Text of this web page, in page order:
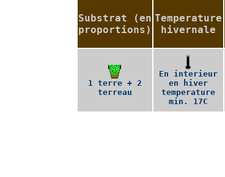
Substrat (en
proportions)
Temperature
hivernale
1 terre + 2
terreau
En interieur
en hiver
temperature
min. 17C